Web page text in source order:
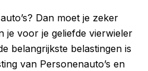
Dan moet je zeker
je voor je geliefde vierwieler
belangrijkste belastingen is
van Personenauto’s en